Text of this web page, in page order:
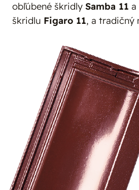
obľúbené škridly Samba 11 a
škridlu Figaro 11, a tradičný